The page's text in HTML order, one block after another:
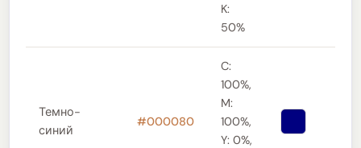
K:
50%
Темно-
синий
#000080
C:
100%,
M:
100%,
Y: 0%,